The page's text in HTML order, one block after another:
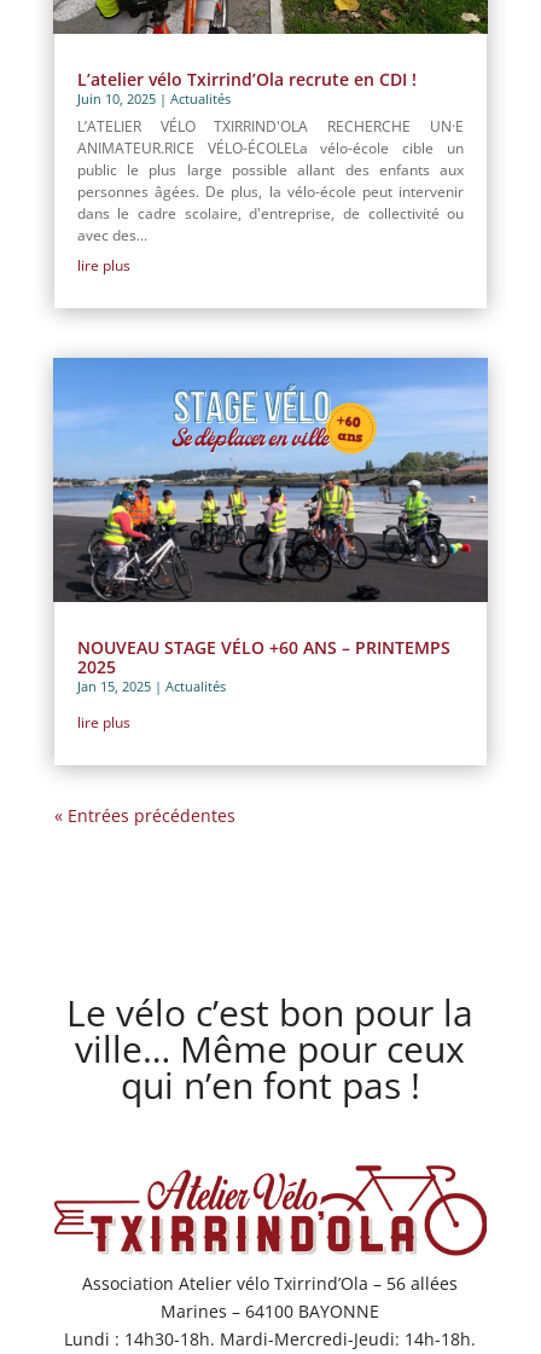
L’atelier vélo Txirrind’Ola recrute en CDI !
Juin 10, 2025| Actualités
L’ATELIER VÉLO TXIRRIND'OLA RECHERCHE UN·E
ANIMATEUR.RICE VÉLO-ÉCOLELa vélo-école cible un
public le plus large possible allant des enfants aux
personnes âgées. De plus, la vélo-école peut intervenir
dans le cadre scolaire, d'entreprise, de collectivité ou
avec des...
lire plus
NOUVEAU STAGE VÉLO +60 ANS – PRINTEMPS
2025
Jan 15, 2025| Actualités
lire plus
« Entrées précédentes
Le vélo c’est bon pour la
ville… Même pour ceux
qui n’en font pas !
Association Atelier vélo Txirrind’Ola – 56 allées
Marines – 64100 BAYONNE
Lundi : 14h30-18h. Mardi-Mercredi-Jeudi: 14h-18h.